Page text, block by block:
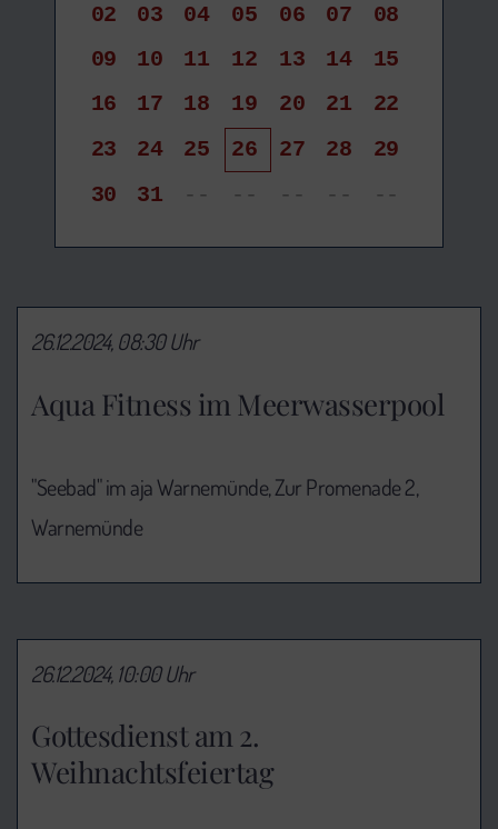
02
03 04 05 06 07
08
09
10 11 12 13 14
15
16
17 18 19 20 21
22
23
24 25 26 27 28
29
30
31 -- -- -- -- --
Aqua Fitness im Meerwasserpool
26.12.2024, 08:30 Uhr
"Seebad" im aja Warnemünde, Zur Promenade 2,
Warnemünde
Gottesdienst am 2.
Weihnachtsfeiertag
26.12.2024, 10:00 Uhr